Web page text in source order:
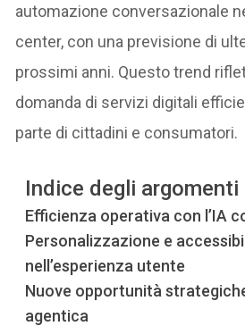
automazione conversazionale
center, con una previsione di
prossimi anni. Questo trend
domanda di servizi digitali
parte di cittadini e consumatori.
Indice degli argomenti
Efficienza operativa con l’IA
Personalizzazione e
nell’esperienza utente
Nuove opportunità
agentica